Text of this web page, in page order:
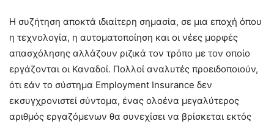
Η συζήτηση αποκτά ιδιαίτερη σημασία, σε μια εποχή όπου
η τεχνολογία, η αυτοματοποίηση και οι νέες μορφές
απασχόλησης αλλάζουν ριζικά τον τρόπο με τον οποίο
εργάζονται οι Καναδοί. Πολλοί αναλυτές προειδοποιούν,
ότι εάν το σύστημα Employment Insurance δεν
εκσυγχρονιστεί σύντομα, ένας ολοένα μεγαλύτερος
αριθμός εργαζόμενων θα συνεχίσει να βρίσκεται εκτός